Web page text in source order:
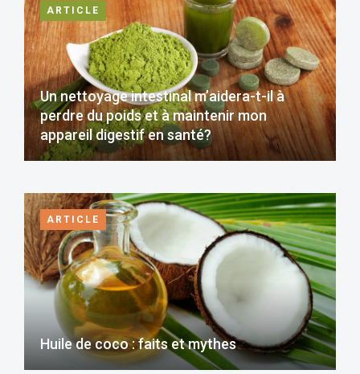
ARTICLE
Un nettoyage intestinal m’aidera-t-il à
perdre du poids et à maintenir mon
appareil digestif en santé?
ARTICLE
Huile de coco : faits et mythes